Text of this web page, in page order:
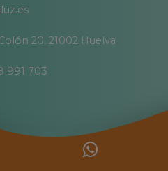
20, 21002 Huelva
991 703